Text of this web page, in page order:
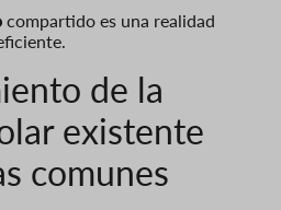
compartido es una realidad
de la
existente
comunes